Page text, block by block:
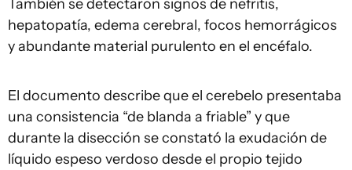
También se detectaron signos de nefritis,
hepatopatía, edema cerebral, focos hemorrágicos
y abundante material purulento en el encéfalo.
El documento describe que el cerebelo presentaba
una consistencia “de blanda a friable” y que
durante la disección se constató la exudación de
líquido espeso verdoso desde el propio tejido